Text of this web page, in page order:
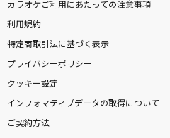
カラオケご利用にあたっての注意事項
利用規約
特定商取引法に基づく表示
プライバシーポリシー
クッキー設定
インフォマティブデータの取得について
ご契約方法